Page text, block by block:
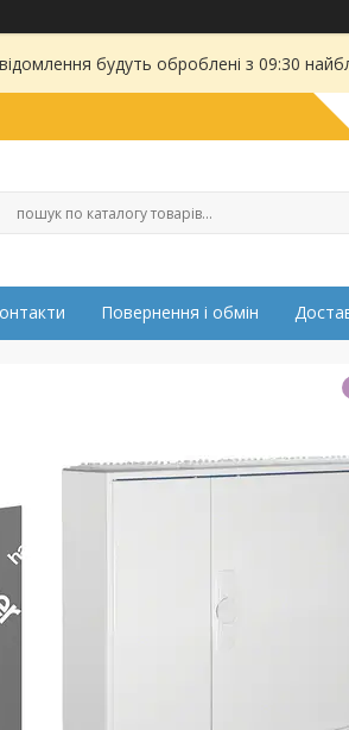
будуть оброблені з 09:30
Повернення і обмін